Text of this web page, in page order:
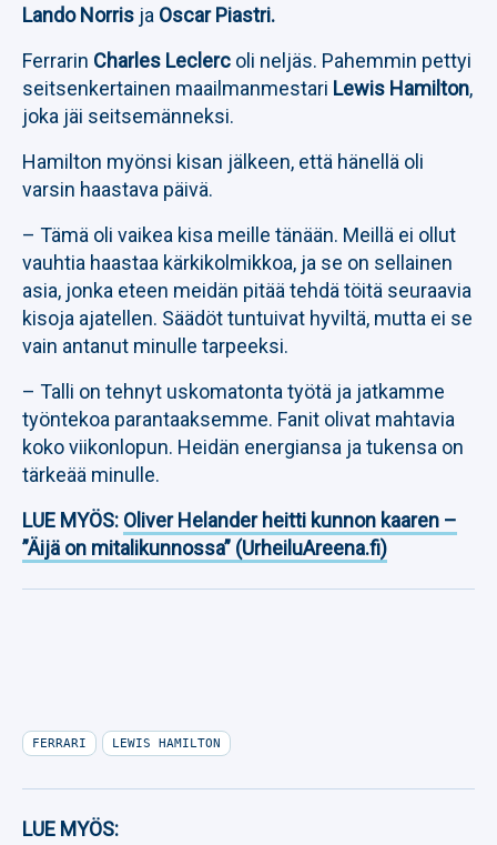
Lando Norris ja Oscar Piastri.
Ferrarin Charles Leclerc oli neljäs. Pahemmin pettyi
seitsenkertainen maailmanmestari Lewis Hamilton,
joka jäi seitsemänneksi.
Hamilton myönsi kisan jälkeen, että hänellä oli
varsin haastava päivä.
– Tämä oli vaikea kisa meille tänään. Meillä ei ollut
vauhtia haastaa kärkikolmikkoa, ja se on sellainen
asia, jonka eteen meidän pitää tehdä töitä seuraavia
kisoja ajatellen. Säädöt tuntuivat hyviltä, mutta ei se
vain antanut minulle tarpeeksi.
– Talli on tehnyt uskomatonta työtä ja jatkamme
työntekoa parantaaksemme. Fanit olivat mahtavia
koko viikonlopun. Heidän energiansa ja tukensa on
tärkeää minulle.
LUE MYÖS: Oliver Helander heitti kunnon kaaren –
”Äijä on mitalikunnossa” (UrheiluAreena.fi)
FERRARI LEWIS HAMILTON
LUE MYÖS: